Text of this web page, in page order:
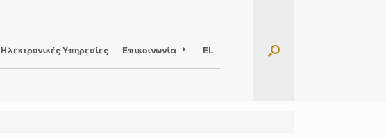
Ηλεκτρονικές Υπηρεσίες Επικοινωνία EL